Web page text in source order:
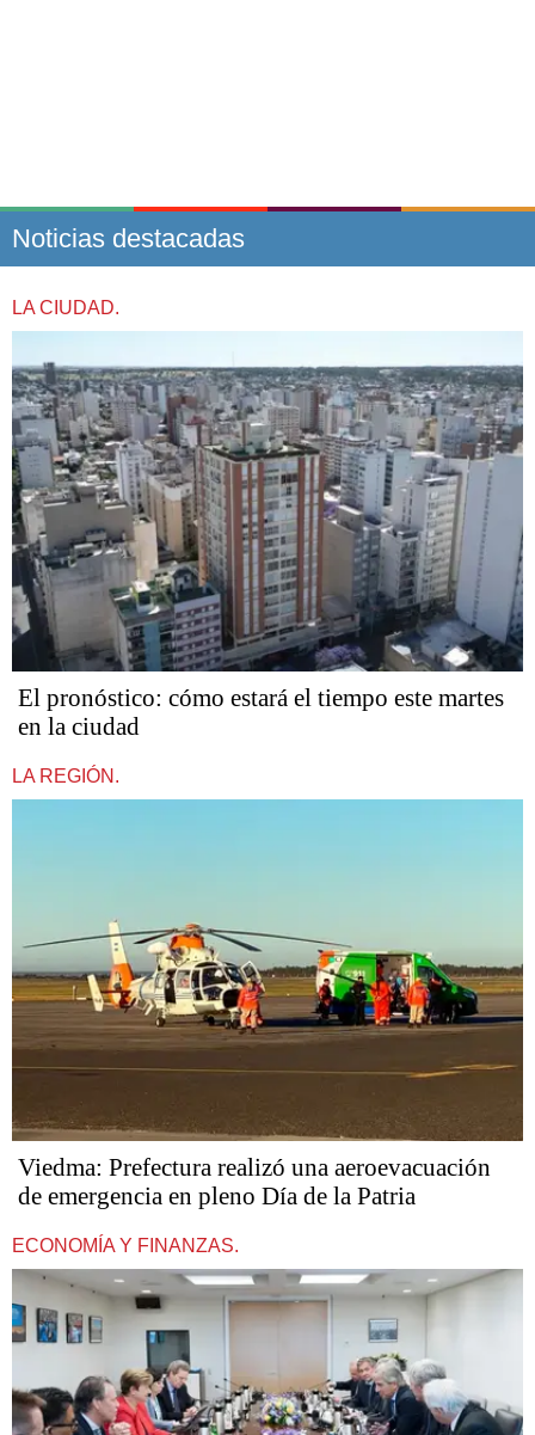
Noticias destacadas
LA CIUDAD.
El pronóstico: cómo estará el tiempo este martes
en la ciudad
LA REGIÓN.
Viedma: Prefectura realizó una aeroevacuación
de emergencia en pleno Día de la Patria
ECONOMÍA Y FINANZAS.